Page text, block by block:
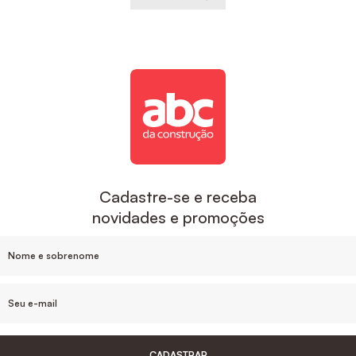
Cadastre-se e receba
novidades e promoções